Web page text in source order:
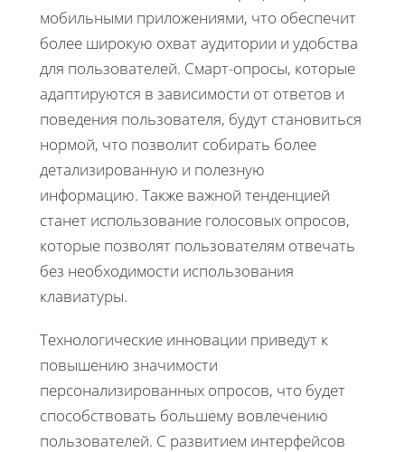
мобильными приложениями, что обеспечит
более широкую охват аудитории и удобства
для пользователей. Смарт-опросы, которые
адаптируются в зависимости от ответов и
поведения пользователя, будут становиться
нормой, что позволит собирать более
детализированную и полезную
информацию. Также важной тенденцией
станет использование голосовых опросов,
которые позволят пользователям отвечать
без необходимости использования
клавиатуры.
Технологические инновации приведут к
повышению значимости
персонализированных опросов, что будет
способствовать большему вовлечению
пользователей. С развитием интерфейсов